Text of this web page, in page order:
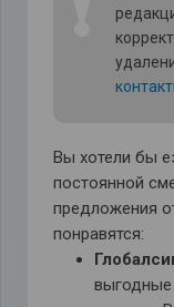
Вы хотели бы
постоянной
предложения
понравятся:
выгодные